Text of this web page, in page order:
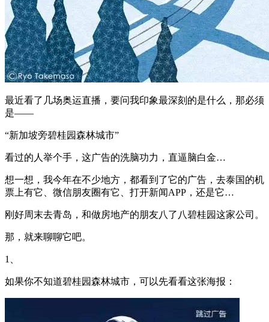
最近看了几场奥运直播，要问我印象最深刻的是什么，那必须
是——
“新加坡旁碧桂园森林城市”
看过的人举个手，这广告的洗脑功力，直逼脑白金…
想一想，我今年在不少地方，都看到了它的广告，去泰国的机
票上有它、微信朋友圈有它、打开新闻APP，还是它…
刚好周末去青岛，和做房地产的朋友八了八碧桂园这家公司。
那，就来聊聊它吧。
1、
如果你不知道碧桂园森林城市，可以先看看这张海报：